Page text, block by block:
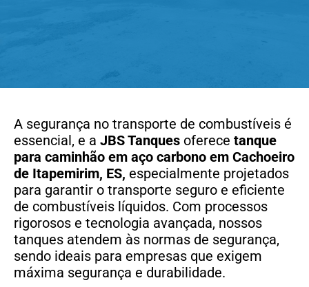
A segurança no transporte de combustíveis é
essencial, e a JBS Tanques oferece tanque
para caminhão em aço carbono em Cachoeiro
de Itapemirim, ES, especialmente projetados
para garantir o transporte seguro e eficiente
de combustíveis líquidos. Com processos
rigorosos e tecnologia avançada, nossos
tanques atendem às normas de segurança,
sendo ideais para empresas que exigem
máxima segurança e durabilidade.